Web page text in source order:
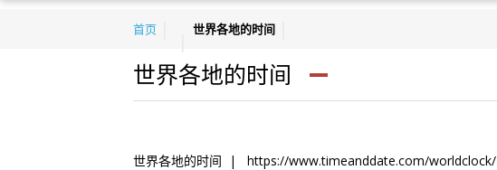
首页 世界各地的时间
世界各地的时间
世界各地的时间 | https://www.timeanddate.com/worldclock/